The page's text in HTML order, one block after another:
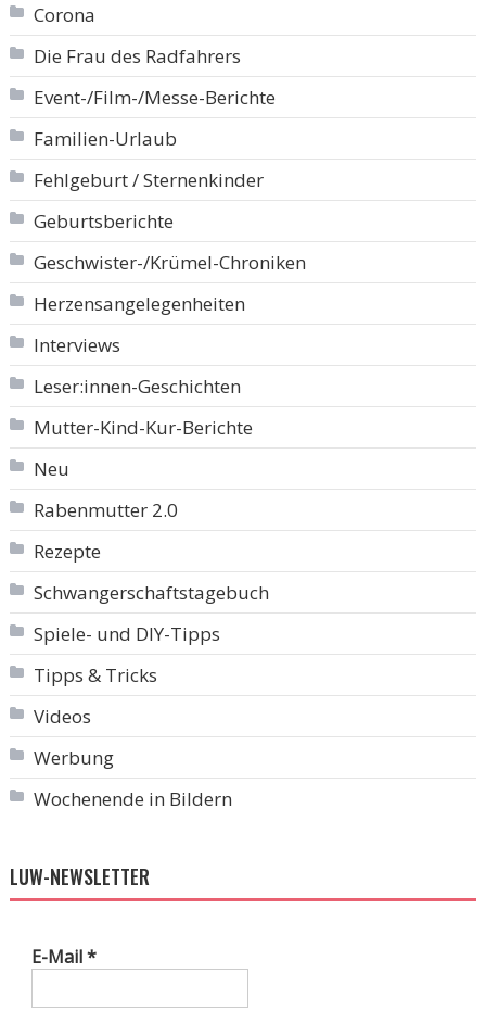
Corona
Die Frau des Radfahrers
Event-/Film-/Messe-Berichte
Familien-Urlaub
Fehlgeburt / Sternenkinder
Geburtsberichte
Geschwister-/Krümel-Chroniken
Herzensangelegenheiten
Interviews
Leser:innen-Geschichten
Mutter-Kind-Kur-Berichte
Neu
Rabenmutter 2.0
Rezepte
Schwangerschaftstagebuch
Spiele- und DIY-Tipps
Tipps & Tricks
Videos
Werbung
Wochenende in Bildern
LUW-NEWSLETTER
E-Mail*